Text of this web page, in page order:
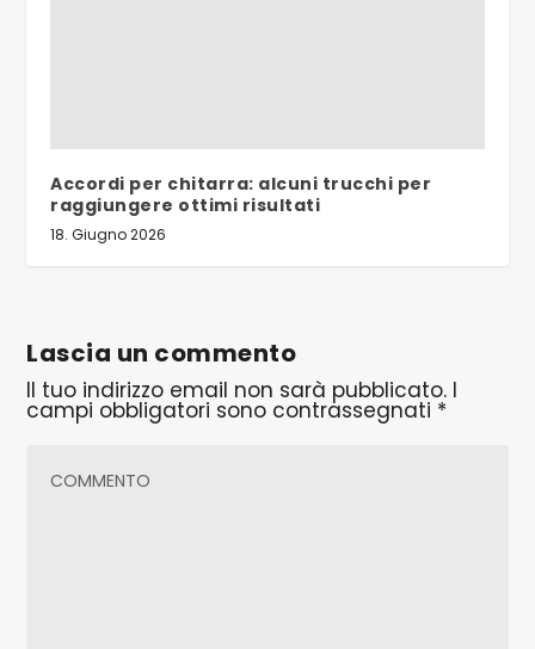
Accordi per chitarra: alcuni trucchi per
raggiungere ottimi risultati
18. Giugno 2026
Lascia un commento
Il tuo indirizzo email non sarà pubblicato. I
campi obbligatori sono contrassegnati *